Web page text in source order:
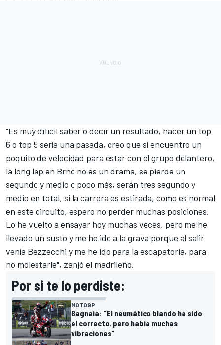
"Es muy difícil saber o decir un resultado, hacer un top
6 o top 5 sería una pasada, creo que si encuentro un
poquito de velocidad para estar con el grupo delantero,
la long lap en Brno no es un drama, se pierde un
segundo y medio o poco más, serán tres segundo y
medio en total, si la carrera es estirada, como es normal
en este circuito, espero no perder muchas posiciones.
Lo he vuelto a ensayar hoy muchas veces, pero me he
llevado un susto y me he ido a la grava porque al salir
venía Bezzecchi y me he ido para la escapatoria, para
no molestarle", zanjó el madrileño.
Por si te lo perdiste:
MOTOGP
Bagnaia: "El neumático blando ha sido
el correcto, pero había muchas
vibraciones"